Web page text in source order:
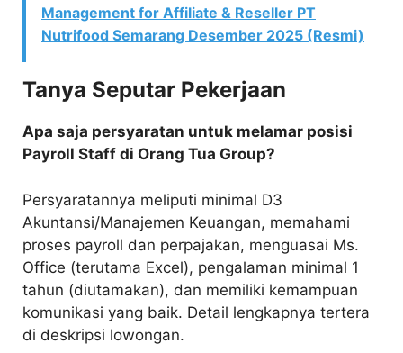
Management for Affiliate & Reseller PT
Nutrifood Semarang Desember 2025 (Resmi)
Tanya Seputar Pekerjaan
Apa saja persyaratan untuk melamar posisi
Payroll Staff di Orang Tua Group?
Persyaratannya meliputi minimal D3
Akuntansi/Manajemen Keuangan, memahami
proses payroll dan perpajakan, menguasai Ms.
Office (terutama Excel), pengalaman minimal 1
tahun (diutamakan), dan memiliki kemampuan
komunikasi yang baik. Detail lengkapnya tertera
di deskripsi lowongan.